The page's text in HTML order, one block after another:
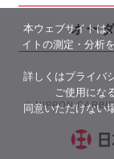
オー
© NIPPON
本ウェブサイトは
イトの測定・分析
詳しくはプライバ
ご使用にな
同意いただけない